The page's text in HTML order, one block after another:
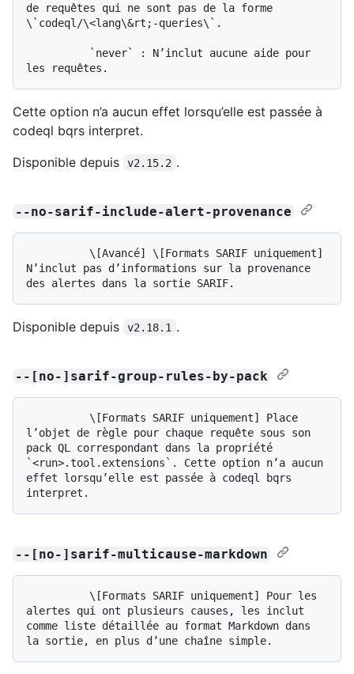
de requêtes qui ne sont pas de la forme
\`codeql/\<lang\&rt;-queries\`.
Cette option n’a aucun effet lorsqu’elle est passée à
codeql bqrs interpret.
Disponible depuis
v2.15.2 .
--no-sarif-include-alert-provenance
N’inclut pas d’informations sur la provenance
Disponible depuis v2.18.1 .
--[no-]sarif-group-rules-by-pack
l’objet de règle pour chaque requête sous son
pack QL correspondant dans la propriété
`<run>.tool.extensions`. Cette option n’a aucun
effet lorsqu’elle est passée à codeql bqrs
--[no-]sarif-multicause-markdown
alertes qui ont plusieurs causes, les inclut
comme liste détaillée au format Markdown dans